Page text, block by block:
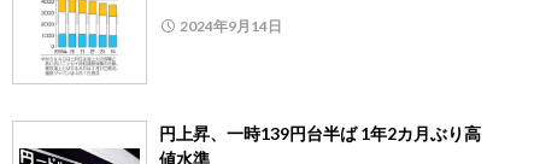
2024年9月14日
円上昇、一時139円台半ば 1年2カ月ぶり高
値水準